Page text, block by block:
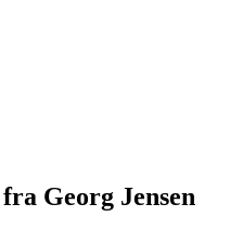
Georg Jensen